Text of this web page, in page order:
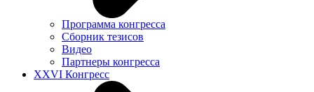
Программа конгресса
Сборник тезисов
Видео
Партнеры конгресса
XXVI Конгресс